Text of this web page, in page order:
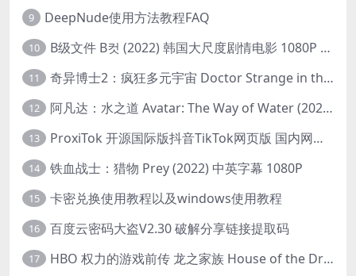
9 DeepNude使用方法教程FAQ
10 B级文件 B컷 (2022) 韩国大尺度剧情电影 1080P 中字
11 奇异博士2：疯狂多元宇宙 Doctor Strange in the Multiverse of Madness (2022) 高清版1080p
12 阿凡达：水之道 Avatar: The Way of Water (2022) 1080p 2k 4k 中文字幕
13 ProxiTok 开源国际版抖音TikTok网页版 国内网络直连
14 铁血战士：猎物 Prey (2022) 中英字幕 1080P
15 卡密兑换使用教程以及windows使用教程
16 百度云密码大盗V2.30 破解分享链接提取码
17 HBO 权力的游戏前传 龙之家族 House of the Dragon (2022) 中字 1080P 更新4集